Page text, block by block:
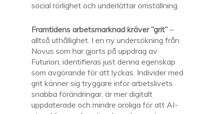
social rörlighet och underlättar omställning.
Framtidens arbetsmarknad kräver ”grit” –
alltså uthållighet. I en ny undersökning från
Novus som har gjorts på uppdrag av
Futurion, identifieras just denna egenskap
som avgörande för att lyckas. Individer med
grit känner sig tryggare inför arbetslivets
snabba förändringar, är mer digitalt
uppdaterade och mindre oroliga för att AI-